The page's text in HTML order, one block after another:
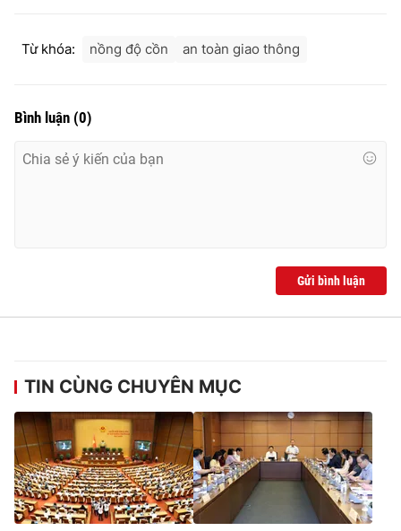
Cơ quan chủ quản:Đài Truyền hình Việt Nam
Nguyễn Thị Mỹ Hạnh, Phạm Quốc Thắng,
Tổng đài VTV:024.38 355 931 - 024.38 355 932
Liên hệ quảng cáo:024-7300.7108
Từ khóa: nồng độ cồn an toàn giao thông
Bình luận (0)
Gửi bình luận
TIN CÙNG CHUYÊN MỤC